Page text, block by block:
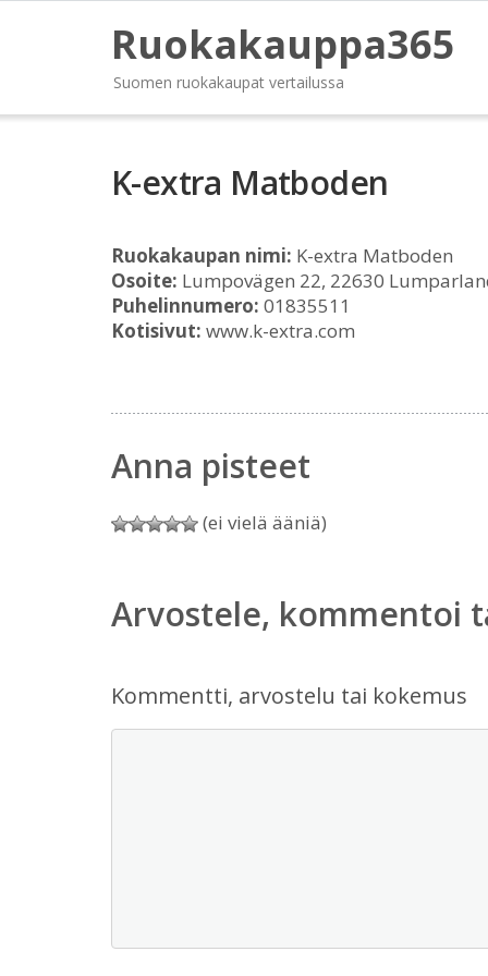
Ruokakauppa365
Suomen ruokakaupat vertailussa
K-extra Matboden
Ruokakaupan nimi: K-extra Matboden
Osoite: Lumpovägen 22, 22630
Puhelinnumero: 01835511
Kotisivut: www.k-extra.com
Anna pisteet
(ei vielä ääniä)
Arvostele, kommentoi
Kommentti, arvostelu tai kokemus